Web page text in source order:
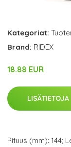
Kategoriat:
Brand: RIDEX
18.88 EUR
LISÄTIETOJA
Pituus (mm): 144;